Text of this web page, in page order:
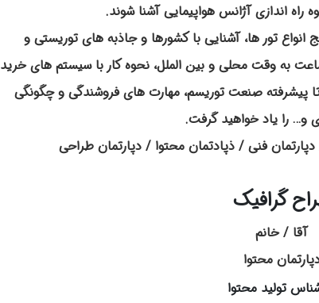
راه اندازی آژانس هواپیمایی آشنا شوند.
تور ها، آشنایی با کشورها و جاذبه های توریستی و
به وقت محلی و بین الملل، نحوه کار با سیستم های خرید
پیشرفته صنعت توریسم، مهارت های فروشندگی و چگونگی
را یاد خواهید گرفت.
فنی / ذپادتمان محتوا / دپارتمان طراحی
گرافیک
آقا / خانم
محتوا
تولید محتوا